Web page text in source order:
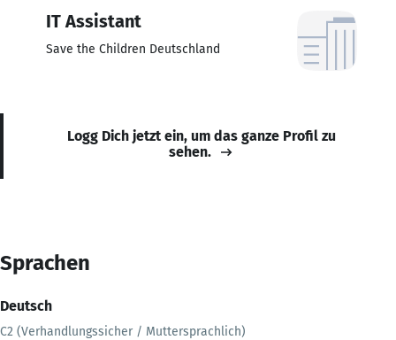
IT Assistant
Save the Children Deutschland
Logg Dich jetzt ein, um das ganze Profil zu
sehen.
Sprachen
Deutsch
C2 (Verhandlungssicher / Muttersprachlich)